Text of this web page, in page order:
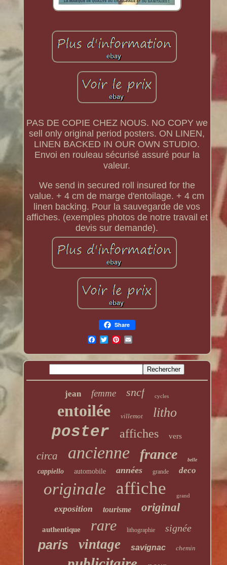
PAS DE COPIE CHEZ NOUS. NO COPY we
sell only original period posters. ON LINEN,
LINEN BACKED IN OUR OWN STUDIO.
Envoi en rouleau sécurisé assuré pour la
valeur.
We send in secured roll insured for the
value. + 4 cm de marge d'entoilage. + 4 cm
linen backing. Pour la sauvegarde de vos
affiches. (exemples photos de notre travail et
devis sur demande).
Share
jean femme sncf cycles
entoilée villemot litho
poster affiches vers
circa ancienne france belle
cappiello automobile années grande deco
originale affiche grand
exposition tourisme original
authentique rare lithographie signée
paris vintage savignac chemin